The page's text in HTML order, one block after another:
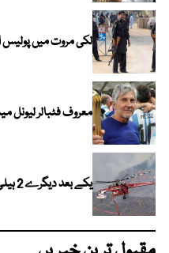
لکی مروت میں پولیس
معروف فٹبالر لیونل
یکے بعد دیگرے 2 ہیلی کاپٹر گر کر تباہ؛ متعدد ہلاکتیں